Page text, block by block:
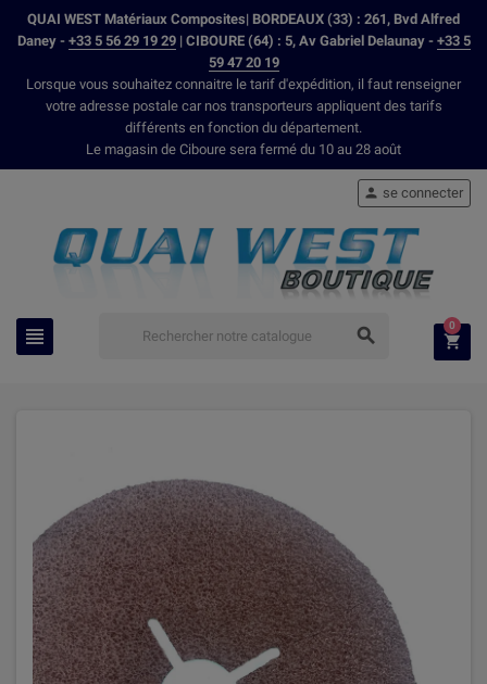
QUAI WEST Matériaux Composites| BORDEAUX (33) : 261, Bvd Alfred
Daney - +33 5 56 29 19 29| CIBOURE (64) : 5, Av Gabriel Delaunay - +33 5
59 47 20 19
Lorsque vous souhaitez connaitre le tarif d'expédition, il faut renseigner
votre adresse postale car nos transporteurs appliquent des tarifs
différents en fonction du département.
Le magasin de Ciboure sera fermé du 10 au 28 août
 
 se connecter

0